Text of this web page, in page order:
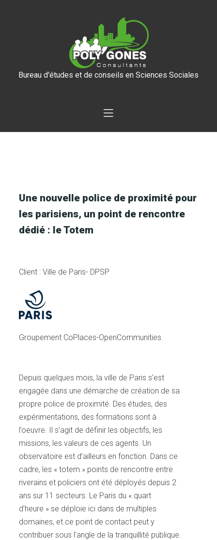
Bureau d'études et de conseils en Sciences Sociales
Une nouvelle police de proximité pour
les parisiens, un point de rencontre
dédié : le Totem
Client : Ville de Paris- DPSP
Groupement CoPlaces-OpenCommunities
Depuis quelques mois, la ville de Paris s’est
engagée dans une démarche de création de sa
propre police de proximité. Des études, des
expérimentations, des formations sont à
l’oeuvre. Il s’agit de définir les objectifs, les
missions, les valeurs de ces agents. Un
observatoire est d’ailleurs en fonction. Dans ce
cadre, les « totem » points de rencontre entre
riverains et policiers ont été déployés depuis 2
ans sur 11 secteurs. Le Paris du « quart
d’heure » se déploie ici dans de multiples
domaines, et ce point de contact peut y
contribuer sous l’angle de la tranquillité publique.